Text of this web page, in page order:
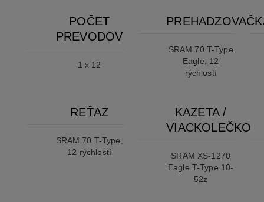
POČET
PREVODOV
1 x 12
SRAM 70 T-Type
Eagle, 12
rýchlostí
REŤAZ
SRAM 70 T-Type,
12 rýchlostí
KAZETA /
VIACKOLEČKO
SRAM XS-1270
Eagle T-Type 10-
52z